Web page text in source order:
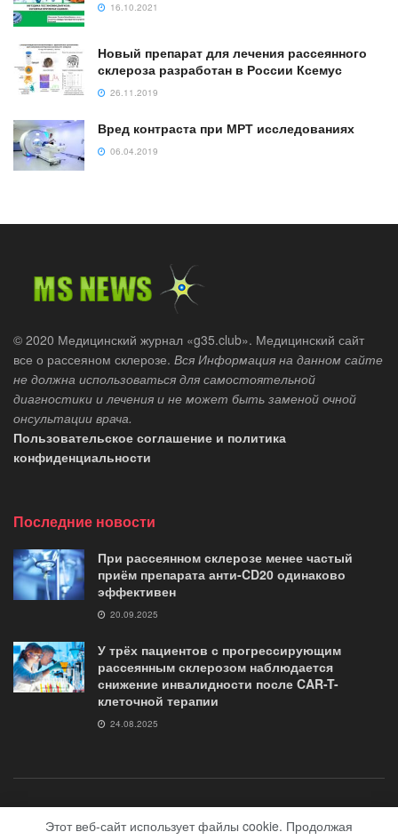
16.10.2021
Новый препарат для лечения рассеянного
склероза разработан в России Ксемус
26.11.2019
Вред контраста при МРТ исследованиях
06.04.2019
© 2020 Медицинский журнал «g35.club». Медицинский сайт
все о рассеяном склерозе. Вся Информация на данном сайте
не должна использоваться для самостоятельной
диагностики и лечения и не может быть заменой очной
онсультации врача.
Пользовательское соглашение и политика
конфиденциальности
Последние новости
При рассеянном склерозе менее частый
приём препарата анти-CD20 одинаково
эффективен
20.09.2025
У трёх пациентов с прогрессирующим
рассеянным склерозом наблюдается
снижение инвалидности после CAR-T-
клеточной терапии
24.08.2025
о журнале контакты Помощь «Журналу G35»
Этот веб-сайт использует файлы cookie. Продолжая